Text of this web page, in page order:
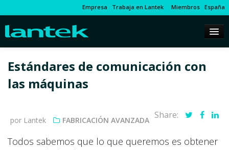
Empresa Trabaja en Lantek Miembros España
Estándares de comunicación con
las máquinas
por Lantek FABRICACIÓN AVANZADA Share:
Todos sabemos que lo que queremos es obtener